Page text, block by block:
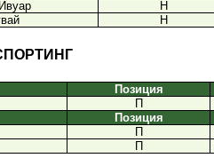
Н
Н
Позиция
П
Позиция
П
П